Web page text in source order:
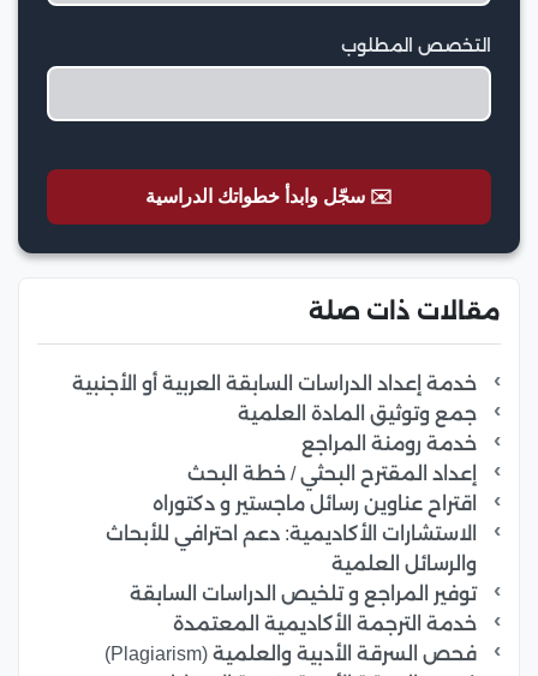
التخصص المطلوب
✉️ سجّل وابدأ خطواتك الدراسية
مقالات ذات صلة
خدمة إعداد الدراسات السابقة العربية أو الأجنبية
جمع وتوثيق المادة العلمية
خدمة رومنة المراجع
إعداد المقترح البحثي / خطة البحث
اقتراح عناوين رسائل ماجستير و دكتوراه
الاستشارات الأكاديمية: دعم احترافي للأبحاث
والرسائل العلمية
توفير المراجع و تلخيص الدراسات السابقة
خدمة الترجمة الأكاديمية المعتمدة
فحص السرقة الأدبية والعلمية (Plagiarism)